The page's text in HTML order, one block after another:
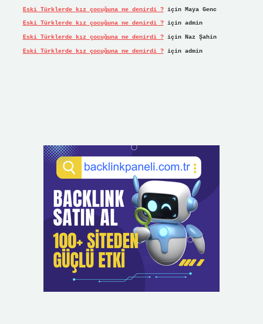
Eski Türklerde kız çocuğuna ne denirdi ?için Maya Genc
Eski Türklerde kız çocuğuna ne denirdi ?için admin
Eski Türklerde kız çocuğuna ne denirdi ?için Naz Şahin
Eski Türklerde kız çocuğuna ne denirdi ?için admin